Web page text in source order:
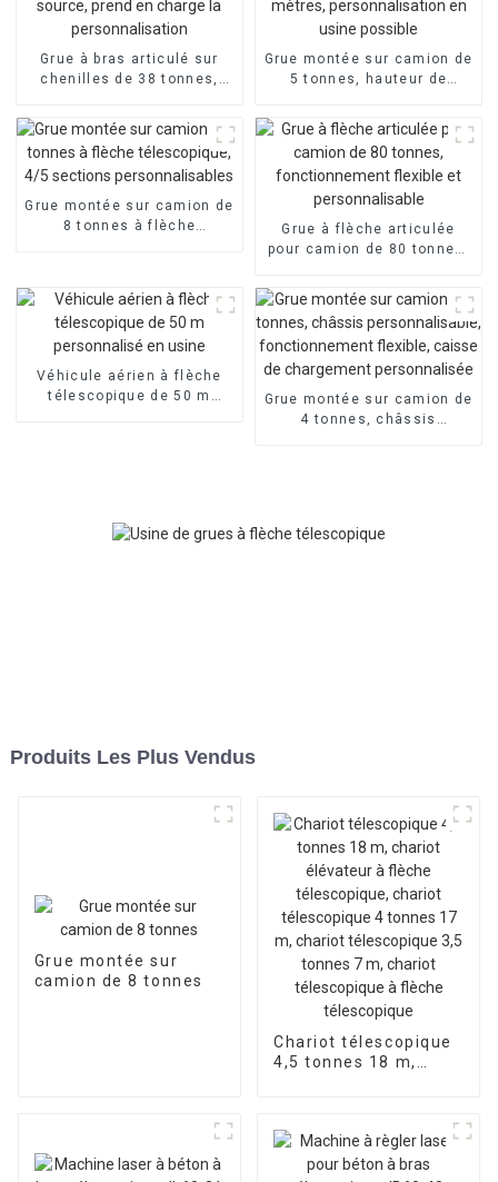
Grue à bras articulé sur
chenilles de 38 tonnes,
charge la personnalisation
Grue montée sur camion de
5 tonnes, hauteur de
personnalisation en usine
possible
Grue montée sur camion de
8 tonnes à flèche
Grue à flèche articulée
pour camion de 80 tonnes,
Véhicule aérien à flèche
télescopique de 50 m
Grue montée sur camion de
4 tonnes, châssis
Produits Les Plus Vendus
Grue montée sur
camion de 8 tonnes
Chariot télescopique
4,5 tonnes 18 m,
4 tonnes 17 m,
chariot télescopique